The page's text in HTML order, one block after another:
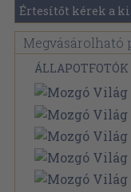
Értesítőt kérek a
Megvásárolható
ÁLLAPOTFOTÓK